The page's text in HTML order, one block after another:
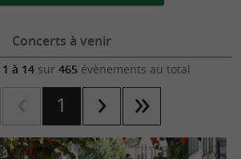
Concerts à venir
1 à 14sur 465 évènements au total
1